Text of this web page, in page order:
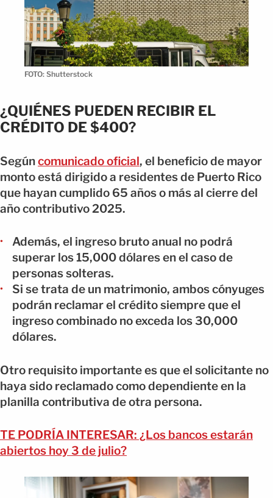
FOTO: Shutterstock
¿QUIÉNES PUEDEN RECIBIR EL
CRÉDITO DE $400?
Segúncomunicado oficial, el beneficio de mayor
monto está dirigido a residentes de Puerto Rico
que hayan cumplido 65 años o más al cierre del
año contributivo 2025.
Además, el ingreso bruto anual no podrá
superar los 15,000 dólares en el caso de
personas solteras.
Si se trata de un matrimonio, ambos cónyuges
podrán reclamar el crédito siempre que el
ingreso combinado no exceda los 30,000
dólares.
Otro requisito importante es que el solicitante no
haya sido reclamado como dependiente en la
planilla contributiva de otra persona.
TE PODRÍA INTERESAR: ¿Los bancos estarán
abiertos hoy 3 de julio?